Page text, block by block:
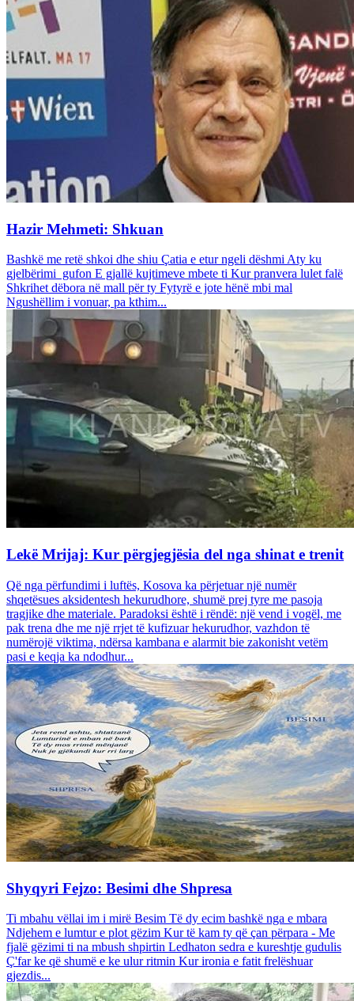
Hazir Mehmeti: Shkuan
Bashkë me retë shkoi dhe shiu Çatia e etur ngeli dëshmi Aty ku
gjelbërimi gufon E gjallë kujtimeve mbete ti Kur pranvera lulet falë
Shkrihet dëbora në mall për ty Fytyrë e jote hënë mbi mal
Ngushëllim i vonuar, pa kthim...
Lekë Mrijaj: Kur përgjegjësia del nga shinat e trenit
Që nga përfundimi i luftës, Kosova ka përjetuar një numër
shqetësues aksidentesh hekurudhore, shumë prej tyre me pasoja
tragjike dhe materiale. Paradoksi është i rëndë: një vend i vogël, me
pak trena dhe me një rrjet të kufizuar hekurudhor, vazhdon të
numërojë viktima, ndërsa kambana e alarmit bie zakonisht vetëm
pasi e keqja ka ndodhur...
Shyqyri Fejzo: Besimi dhe Shpresa
Ti mbahu vëllai im i mirë Besim Të dy ecim bashkë nga e mbara
Ndjehem e lumtur e plot gëzim Kur të kam ty që çan përpara - Me
fjalë gëzimi ti na mbush shpirtin Ledhaton sedra e kureshtje gudulis
Ç'far ke që shumë e ke ulur ritmin Kur ironia e fatit frelëshuar
gjezdis...